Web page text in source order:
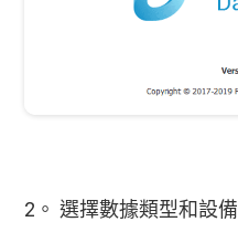
2。 選擇數據類型和設備